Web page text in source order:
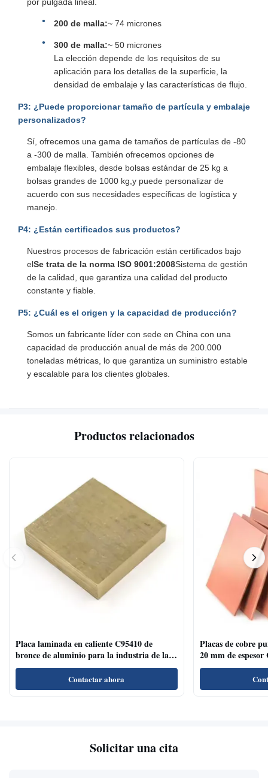
200 de malla:~ 74 micrones
300 de malla:~ 50 micrones
La elección depende de los requisitos de su
aplicación para los detalles de la superficie, la
densidad de embalaje y las características de flujo.
P3: ¿Puede proporcionar tamaño de partícula y embalaje
personalizados?
Sí, ofrecemos una gama de tamaños de partículas de -80
a -300 de malla. También ofrecemos opciones de
embalaje flexibles, desde bolsas estándar de 25 kg a
bolsas grandes de 1000 kg,y puede personalizar de
acuerdo con sus necesidades específicas de logística y
manejo.
P4: ¿Están certificados sus productos?
Nuestros procesos de fabricación están certificados bajo
elSe trata de la norma ISO 9001:2008Sistema de gestión
de la calidad, que garantiza una calidad del producto
constante y fiable.
P5: ¿Cuál es el origen y la capacidad de producción?
Somos un fabricante líder con sede en China con una
capacidad de producción anual de más de 200.000
toneladas métricas, lo que garantiza un suministro estable
y escalable para los clientes globales.
Productos relacionados
Placa laminada en caliente C95410 de
bronce de aluminio para la industria de la
decoración de superficies cepilladas
Contactar ahora
Placas de cobre
20 mm de espesor
Solicitar una cita